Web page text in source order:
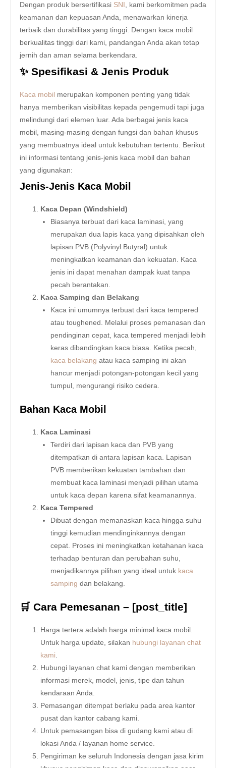
Dengan produk bersertifikasi SNI
, kami berkomitmen pada
keamanan dan kepuasan Anda, menawarkan kinerja
terbaik dan durabilitas yang tinggi. Dengan kaca mobil
berkualitas tinggi dari kami, pandangan Anda akan tetap
jernih dan aman selama berkendara.
✨ Spesifikasi & Jenis Produk
Kaca mobil merupakan komponen penting yang tidak
hanya memberikan visibilitas kepada pengemudi tapi juga
melindungi dari elemen luar. Ada berbagai jenis kaca
mobil, masing-masing dengan fungsi dan bahan khusus
yang membuatnya ideal untuk kebutuhan tertentu. Berikut
ini informasi tentang jenis-jenis kaca mobil dan bahan
yang digunakan:
Jenis-Jenis Kaca Mobil
Kaca Depan (Windshield)
Biasanya terbuat dari kaca laminasi, yang
merupakan dua lapis kaca yang dipisahkan oleh
lapisan PVB (Polyvinyl Butyral) untuk
meningkatkan keamanan dan kekuatan. Kaca
jenis ini dapat menahan dampak kuat tanpa
pecah berantakan.
Kaca Samping dan Belakang
Kaca ini umumnya terbuat dari kaca tempered
atau toughened. Melalui proses pemanasan dan
pendinginan cepat, kaca tempered menjadi lebih
keras dibandingkan kaca biasa. Ketika pecah,
kaca belakang atau kaca samping ini akan
hancur menjadi potongan-potongan kecil yang
tumpul, mengurangi risiko cedera.
Bahan Kaca Mobil
Kaca Laminasi
Terdiri dari lapisan kaca dan PVB yang
ditempatkan di antara lapisan kaca. Lapisan
PVB memberikan kekuatan tambahan dan
membuat kaca laminasi menjadi pilihan utama
untuk kaca depan karena sifat keamanannya.
Kaca Tempered
Dibuat dengan memanaskan kaca hingga suhu
tinggi kemudian mendinginkannya dengan
cepat. Proses ini meningkatkan ketahanan kaca
terhadap benturan dan perubahan suhu,
menjadikannya pilihan yang ideal untuk kaca
samping dan belakang.
🛒 Cara Pemesanan – [post_title]
Harga tertera adalah harga minimal kaca mobil.
Untuk harga update, silakan hubungi layanan chat
kami
Hubungi layanan chat kami dengan memberikan
informasi merek, model, jenis, tipe dan tahun
kendaraan Anda.
Pemasangan ditempat berlaku pada area kantor
pusat dan kantor cabang kami.
Untuk pemasangan bisa di gudang kami atau di
lokasi Anda / layanan home service.
Pengiriman ke seluruh Indonesia dengan jasa kirim